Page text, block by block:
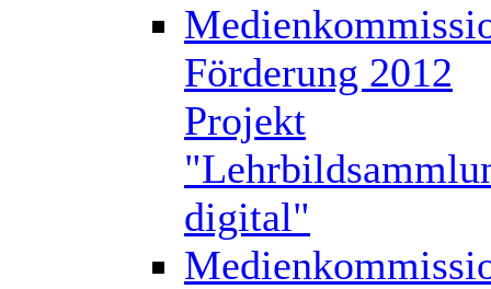
Förderung 2012
Projekt
digital"